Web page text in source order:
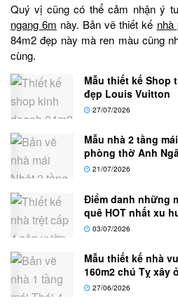
Quý vị cũng có thể cảm nhận ý
ngang 6m này. Bản vẽ thiết kế nhà
84m2 đẹp này mà ren màu cũng
cùng.
Mẫu thiết kế Shop
đẹp Louis Vuitton
27/07/2026
Mẫu nhà 2 tầng
phòng thờ Anh
21/07/2026
Điểm danh những
quê HOT nhất xu
03/07/2026
Mẫu thiết kế nhà
160m2 chú Tỵ xây
27/06/2026